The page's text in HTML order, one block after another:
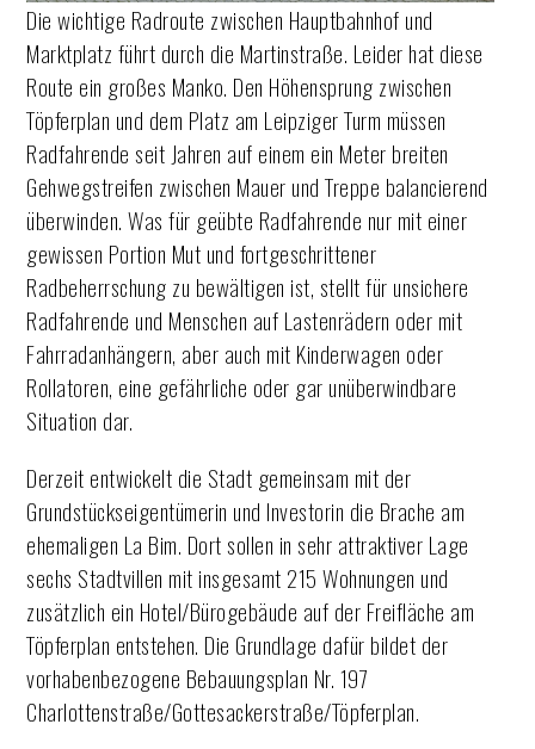
Die wichtige Radroute zwischen Hauptbahnhof und
Marktplatz führt durch die Martinstraße. Leider hat diese
Route ein großes Manko. Den Höhensprung zwischen
Töpferplan und dem Platz am Leipziger Turm müssen
Radfahrende seit Jahren auf einem ein Meter breiten
Gehwegstreifen zwischen Mauer und Treppe balancierend
überwinden. Was für geübte Radfahrende nur mit einer
gewissen Portion Mut und fortgeschrittener
Radbeherrschung zu bewältigen ist, stellt für unsichere
Radfahrende und Menschen auf Lastenrädern oder mit
Fahrradanhängern, aber auch mit Kinderwagen oder
Rollatoren, eine gefährliche oder gar unüberwindbare
Situation dar.
Derzeit entwickelt die Stadt gemeinsam mit der
Grundstückseigentümerin und Investorin die Brache am
ehemaligen La Bim. Dort sollen in sehr attraktiver Lage
sechs Stadtvillen mit insgesamt 215 Wohnungen und
zusätzlich ein Hotel/Bürogebäude auf der Freifläche am
Töpferplan entstehen. Die Grundlage dafür bildet der
vorhabenbezogene Bebauungsplan Nr. 197
Charlottenstraße/Gottesackerstraße/Töpferplan.